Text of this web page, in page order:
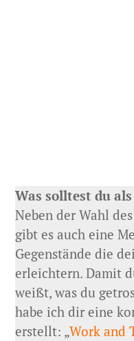
Was solltest du
Neben der Wahl
gibt es auch eine
Gegenstände die
erleichtern. Damit
weißt, was du
habe ich dir eine
erstellt: „Work and